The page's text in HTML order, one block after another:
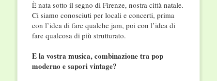
È nata sotto il segno di Firenze, nostra città natale.
Ci siamo conosciuti per locali e concerti, prima
con l’idea di fare qualche jam, poi con l’idea di
fare qualcosa di più strutturato.
E la vostra musica, combinazione tra pop
moderno e sapori vintage?